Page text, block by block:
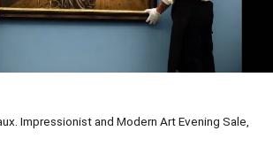
Impressionist and Modern Art Evening Sale,